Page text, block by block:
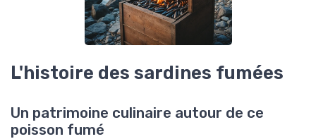
L'histoire des sardines fumées
Un patrimoine culinaire autour de ce
poisson fumé